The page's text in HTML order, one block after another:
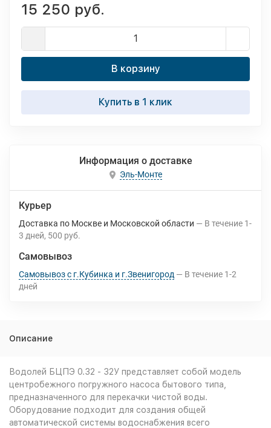
15 250 руб.
В корзину
Купить в 1 клик
Информация о доставке
Эль-Монте
Курьер
Доставка по Москве и Московской области В течение 1-
3 дней 500 руб.
Самовывоз
Самовывоз с г.Кубинка и г.Звенигород В течение 1-2
дней
Описание
Водолей БЦПЭ 0.32 - 32У представляет собой модель
центробежного погружного насоса бытового типа,
предназначенного для перекачки чистой воды.
Оборудование подходит для создания общей
автоматической системы водоснабжения всего